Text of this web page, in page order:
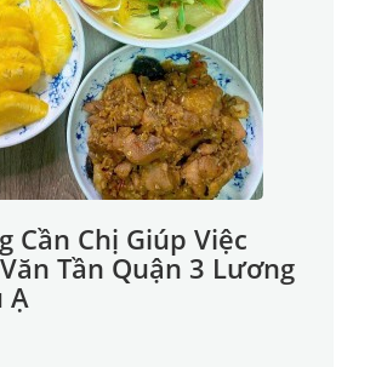
Cần Chị Giúp Việc
Tần Quận 3 Lương
Ạ